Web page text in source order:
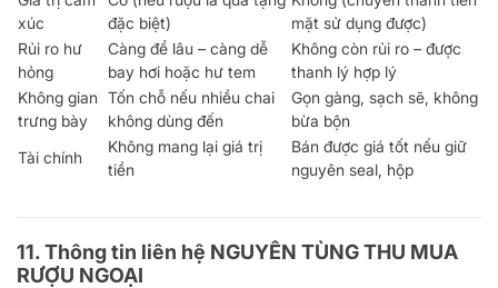
xúc
đặc biệt)
mặt sử dụng được)
Rủi ro hư
hỏng
Càng để lâu – càng dễ
bay hơi hoặc hư tem
Không còn rủi ro – được
thanh lý hợp lý
Không gian
trưng bày
Tốn chỗ nếu nhiều chai
không dùng đến
Gọn gàng, sạch sẽ, không
bừa bộn
Tài chính
Không mang lại giá trị
tiền
Bán được giá tốt nếu giữ
nguyên seal, hộp
11. Thông tin liên hệ NGUYÊN TÙNG THU MUA
RƯỢU NGOẠI